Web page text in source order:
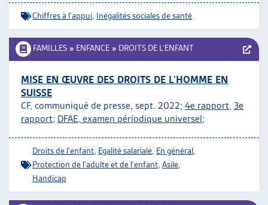
Chiffres à l'appui Inégalités sociales de santé
FAMILLES » ENFANCE » DROITS DE L’ENFANT
MISE EN ŒUVRE DES DROITS DE L’HOMME EN
SUISSE
CF, communiqué de presse, sept. 2022; 4e rapport, 3e
rapport; DFAE, examen périodique universel;
Droits de l'enfant Egalité salariale En général
Protection de l'adulte et de l'enfant Asile
Handicap